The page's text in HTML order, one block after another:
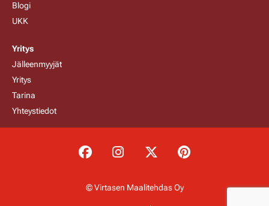
Blogi
UKK
Yritys
Jälleenmyyjät
Yritys
Tarina
Yhteystiedot
© Virtasen Maalitehdas Oy